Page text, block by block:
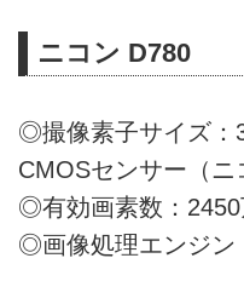
ニコン D780
◎撮像素子サイズ：
CMOSセンサー（ニ
◎有効画素数：
◎画像処理エンジン